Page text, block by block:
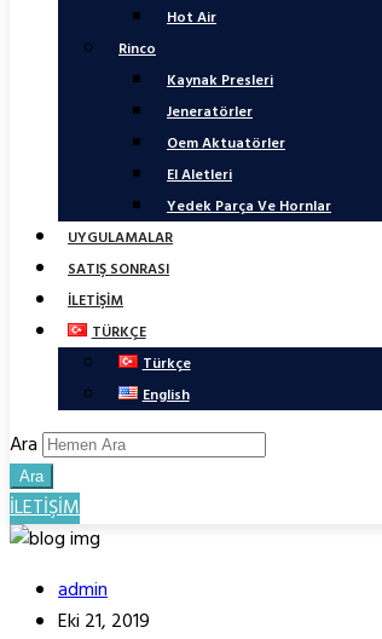
Hot Air
Rinco
Kaynak Presleri
Jeneratörler
Oem Aktuatörler
El Aletleri
Yedek Parça Ve Hornlar
UYGULAMALAR
SATIŞ SONRASI
İLETİŞİM
TÜRKÇE
Türkçe
English
Ara
Ara
İLETİŞİM
admin
Eki 21, 2019